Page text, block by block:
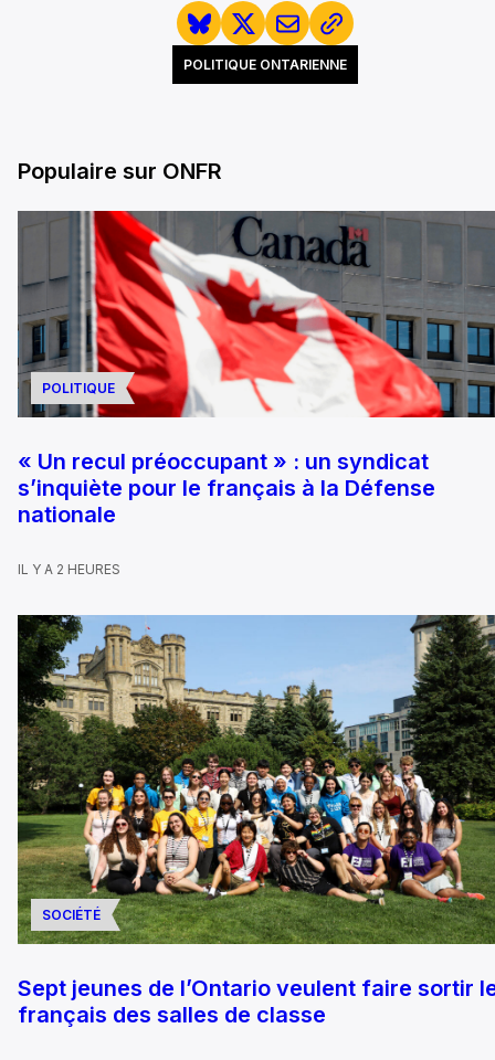
POLITIQUE ONTARIENNE
Populaire sur ONFR
POLITIQUE
« Un recul préoccupant » : un syndicat
s’inquiète pour le français à la Défense
nationale
IL Y A 2 HEURES
SOCIÉTÉ
Sept jeunes de l’Ontario veulent faire sortir
français des salles de classe